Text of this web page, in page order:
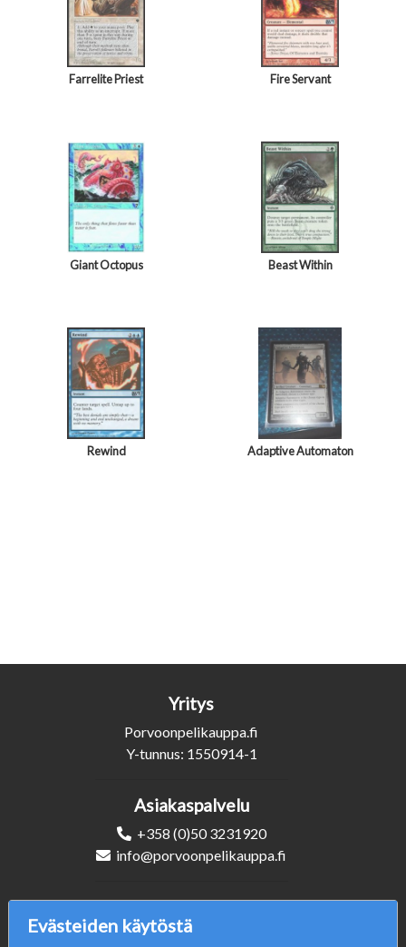
Farrelite Priest Fire Servant
Giant Octopus Beast Within
Rewind Adaptive Automaton
Yritys
Porvoonpelikauppa.fi
Y-tunnus: 1550914-1
Asiakaspalvelu
+358 (0)50 3231920
info@porvoonpelikauppa.fi
Seuraa Meitä
Evästeiden käytöstä